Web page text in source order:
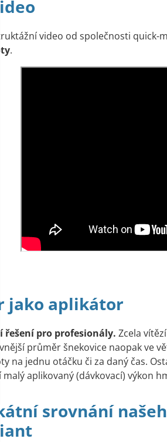
video od společnosti
.
jako aplikátor
řešení pro profesionály. Zcela
průměr šnekovice naopak ve
na jednu otáčku či za daný čas.
malý aplikovaný (dávkovací)
srovnání